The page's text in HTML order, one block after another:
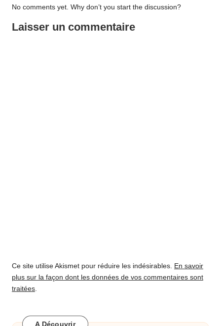
No comments yet. Why don’t you start the discussion?
Laisser un commentaire
Ce site utilise Akismet pour réduire les indésirables.
En savoir
plus sur la façon dont les données de vos commentaires sont
traitées
A Découvrir